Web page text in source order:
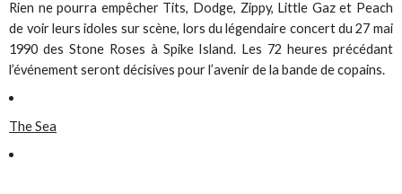
Rien ne pourra empêcher Tits, Dodge, Zippy, Little Gaz et Peach
de voir leurs idoles sur scène, lors du légendaire concert du 27 mai
1990 des Stone Roses à Spike Island. Les 72 heures précédant
l’événement seront décisives pour l’avenir de la bande de copains.
The Sea